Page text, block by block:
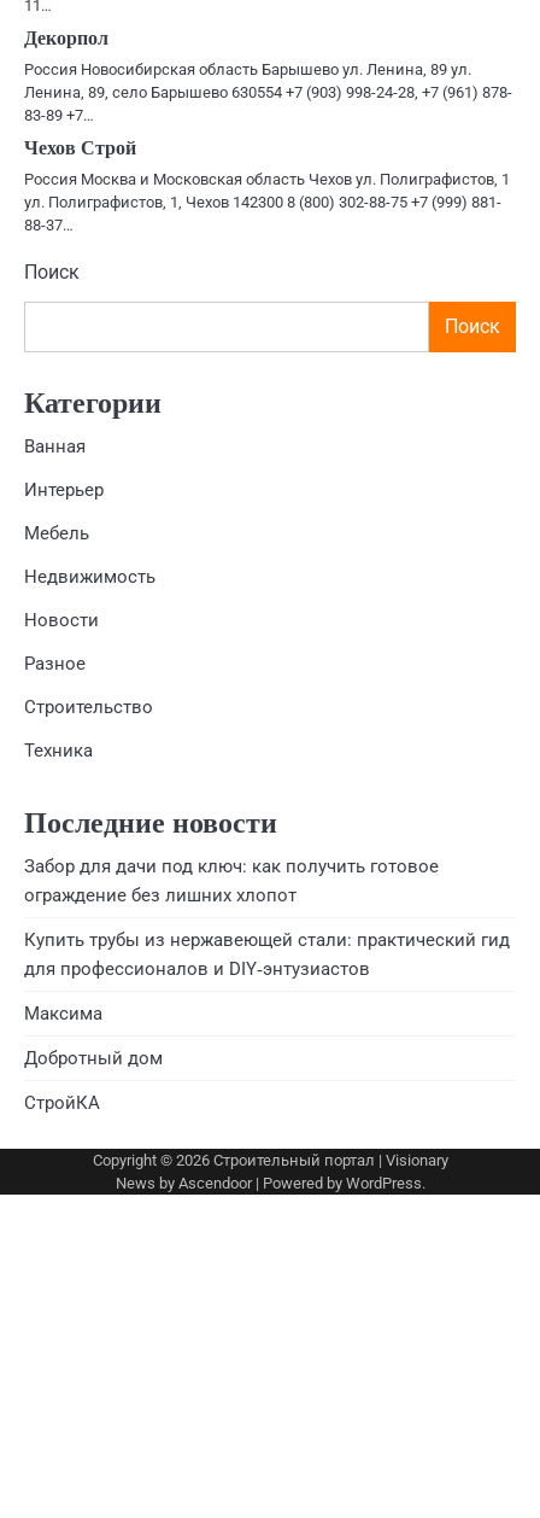
11…
Декорпол
Россия Новосибирская область Барышево ул. Ленина, 89 ул.
Ленина, 89, село Барышево 630554 +7 (903) 998-24-28, +7 (961) 878-
83-89 +7…
Чехов Строй
Россия Москва и Московская область Чехов ул. Полиграфистов, 1
ул. Полиграфистов, 1, Чехов 142300 8 (800) 302-88-75 +7 (999) 881-
88-37…
Поиск
Поиск
Категории
Ванная
Интерьер
Мебель
Недвижимость
Новости
Разное
Строительство
Техника
Последние новости
Забор для дачи под ключ: как получить готовое
ограждение без лишних хлопот
Купить трубы из нержавеющей стали: практический гид
для профессионалов и DIY‑энтузиастов
Максима
Добротный дом
СтройКА
Copyright © 2026 Строительный портал | Visionary
News by Ascendoor| Powered by WordPress.